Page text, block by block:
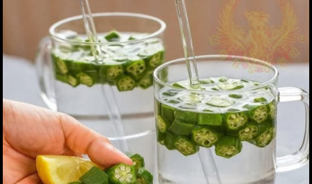
းပတီသီးရည်ကို ပုံမှန်သောက်သုံးသူများက အောက်ပါအတိုင်း
ထောက်အကူပြုနိုင်ကြောင်း ပြောဆိုကြသည်-
။ ကျန်းမာသော အစာခြေစနစ်ကို မြှင့်တင်ပေးခြင်း။
။ ရံဖန်ရံခါ ဝမ်းချုပ်ခြင်းကို သက်သာစေခြင်း။
။ အစာအိမ်အမြှေးပါးကို လန်းဆန်းစေခြင်း။
။ ခန္ဓာကိုယ် ရေဓာတ်ပြည့်ဝအောင် ကူညီပေးခြင်း။
။ သွေးတွင်းသကြားဓာတ်ပမာဏကို မျှတအောင် ထိန်းသိမ်းရာတွင်
ထောက်အကူပြုခြင်း။
။ ကောင်းမွန်သော ကိုလက်စထရော မျှတမှုကို မြှင့်တင်ပေးခြင်း။
။ သွေးလည်ပတ်မှုကို ချောမွေ့စေခြင်း။
။ ခန္ဓာကိုယ်၏ သဘာဝ ခုခံအားစနစ်ကို အားကောင်းစေခြင်း။